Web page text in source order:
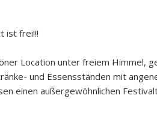
ist frei!!!
Location unter freiem Himmel,
und Essensständen mit
einen außergewöhnlichen